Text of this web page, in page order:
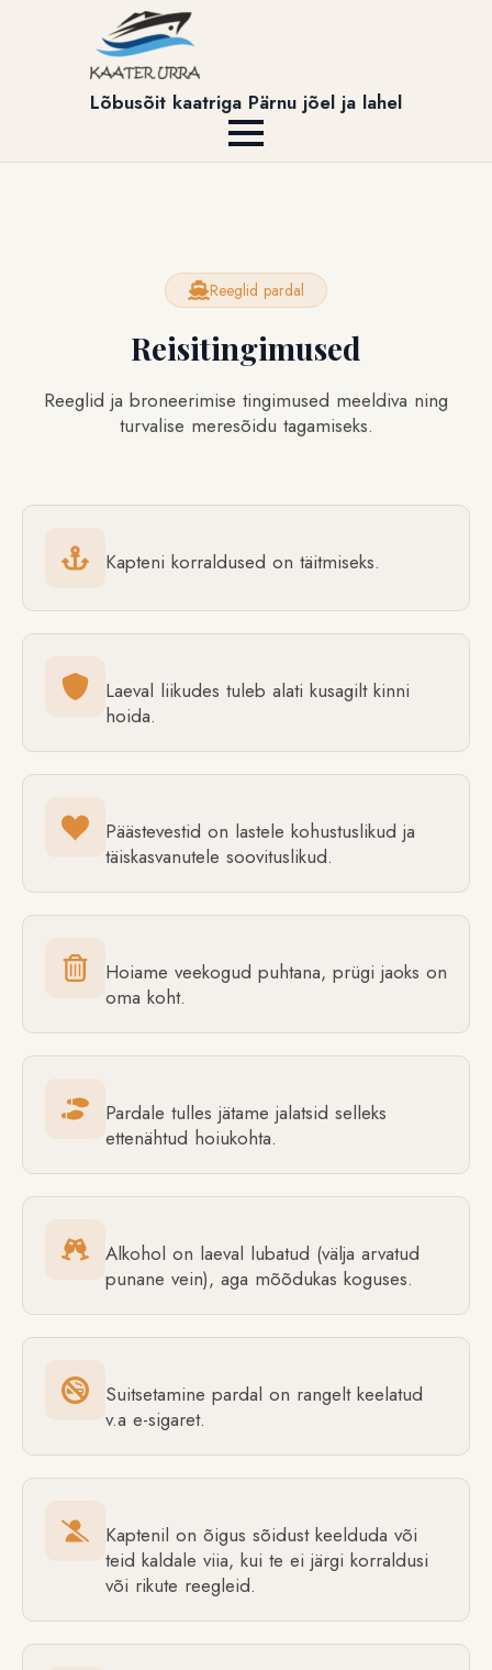
Lõbusõit kaatriga Pärnu jõel ja lahel
Reeglid pardal
Reisitingimused
Reeglid ja broneerimise tingimused meeldiva ning
turvalise meresõidu tagamiseks.
Kapteni korraldused on täitmiseks.
Laeval liikudes tuleb alati kusagilt kinni
hoida.
Päästevestid on lastele kohustuslikud ja
täiskasvanutele soovituslikud.
Hoiame veekogud puhtana, prügi jaoks on
oma koht.
Pardale tulles jätame jalatsid selleks
ettenähtud hoiukohta.
Alkohol on laeval lubatud (välja arvatud
punane vein), aga mõõdukas koguses.
Suitsetamine pardal on rangelt keelatud
v.a e-sigaret.
Kaptenil on õigus sõidust keelduda või
teid kaldale viia, kui te ei järgi korraldusi
või rikute reegleid.